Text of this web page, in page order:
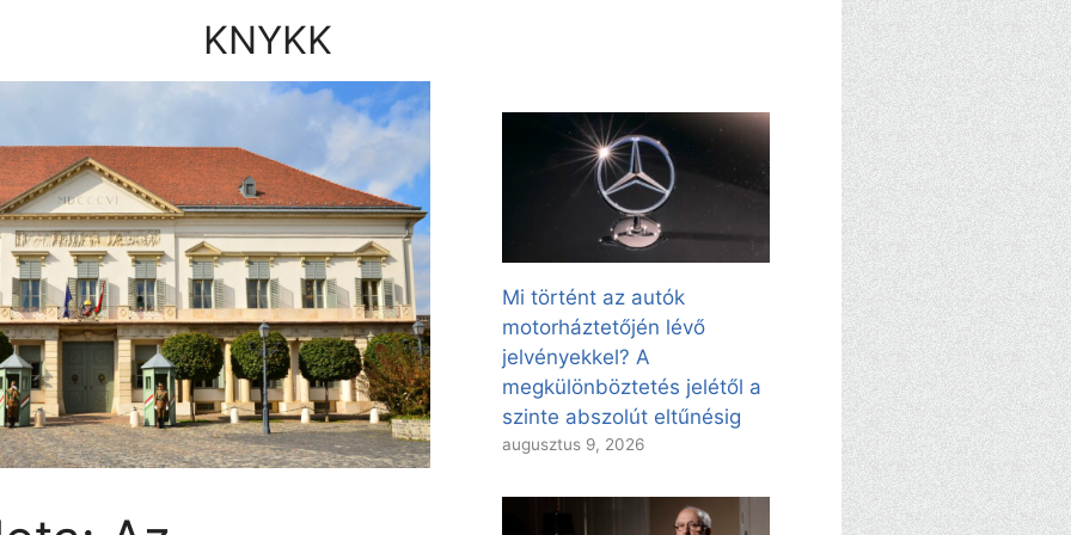
KNYKK
Mi történt az autók
motorháztetőjén lévő
jelvényekkel? A
megkülönböztetés jelétől a
szinte abszolút eltűnésig
augusztus 9, 2026